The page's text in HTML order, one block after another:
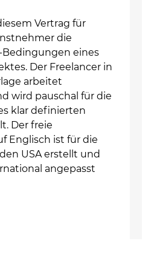
Vertrag für
die
eines
Der Freelancer in
arbeitet
wird pauschal für die
klar definierten
Der freie
Englisch ist für die
USA erstellt und
angepasst